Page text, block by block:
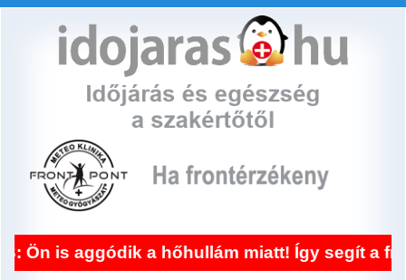
a hőhullám miatt! Így segít a